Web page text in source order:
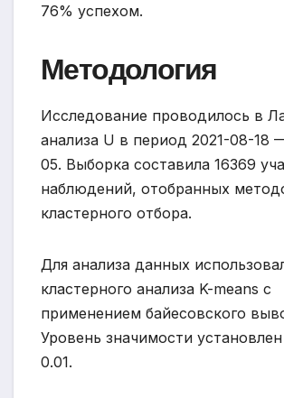
76% успехом.
Методология
Исследование проводилось в
анализа U в период 2021-08-18
05. Выборка составила 16369
наблюдений, отобранных
кластерного отбора.
Для анализа данных
кластерного анализа K-means с
применением байесовского
Уровень значимости
0.01.